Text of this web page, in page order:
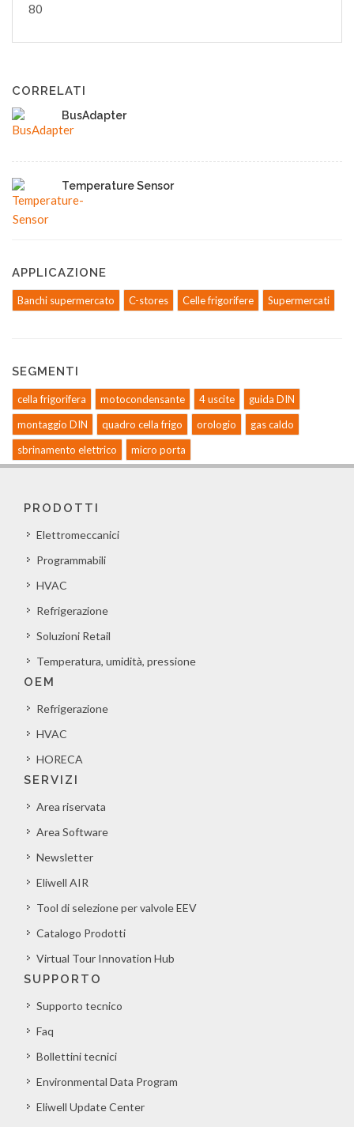
80
CORRELATI
BusAdapter
Temperature Sensor
APPLICAZIONE
Banchi supermercato C-stores Celle frigorifere Supermercati
SEGMENTI
cella frigorifera motocondensante 4 uscite
guida DIN
montaggio DIN
quadro cella frigo orologio
gas caldo
sbrinamento elettrico
micro porta
PRODOTTI
Elettromeccanici
Programmabili
HVAC
Refrigerazione
Soluzioni Retail
Temperatura, umidità, pressione
OEM
Refrigerazione
HVAC
HORECA
SERVIZI
Area riservata
Area Software
Newsletter
Eliwell AIR
Tool di selezione per valvole EEV
Catalogo Prodotti
Virtual Tour Innovation Hub
SUPPORTO
Supporto tecnico
Faq
Bollettini tecnici
Environmental Data Program
Eliwell Update Center